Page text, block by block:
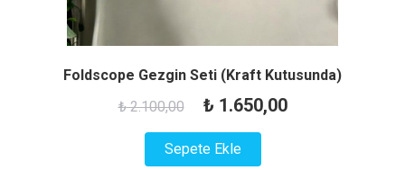
Foldscope Gezgin Seti (Kraft Kutusunda)
₺2.100,00
Orijinal
fiyat:
₺ 2.100,00.
₺ 1.650,00Şu
Sepete Ekle